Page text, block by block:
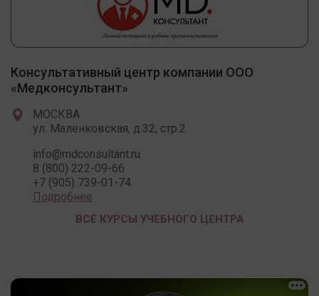
Консультативный центр компании ООО
«Медконсультант»
МОСКВА
ул. Маленковская, д.32, стр.2
info@mdconsultant.ru
8 (800) 222-09-66
+7 (905) 739-01-74
Подробнее
ВСЕ КУРСЫ УЧЕБНОГО ЦЕНТРА